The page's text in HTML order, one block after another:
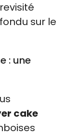
revisité
sur le
: une
cake